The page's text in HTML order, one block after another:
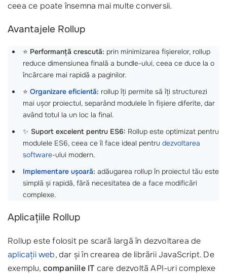
ceea ce poate însemna mai multe conversii.
Avantajele Rollup
⭐ Performanță crescută: prin minimizarea fișierelor, rollup
reduce dimensiunea finală a bundle-ului, ceea ce duce la o
încărcare mai rapidă a paginilor.
⭐ Organizare eficientă: rollup îți permite să îți structurezi
mai ușor proiectul, separând modulele în fișiere diferite, dar
având totul la un loc la final.
✨ Suport excelent pentru ES6: Rollup este optimizat pentru
modulele ES6, ceea ce îl face ideal pentru dezvoltarea
software-ului modern.
Implementare ușoară: adăugarea rollup în proiectul tău este
simplă și rapidă, fără necesitatea de a face modificări
complexe.
Aplicațiile Rollup
Rollup este folosit pe scară largă în dezvoltarea de
aplicații web, dar și în crearea de librării JavaScript. De
exemplu, companiile IT care dezvoltă API-uri complexe